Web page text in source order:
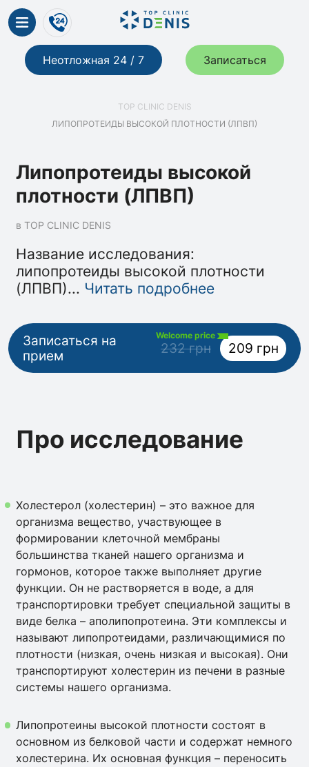
Неотложная 24 / 7 Записаться
TOP CLINIC DENIS
ЛИПОПРОТЕИДЫ ВЫСОКОЙ ПЛОТНОСТИ (ЛПВП)
Липопротеиды высокой
плотности (ЛПВП)
в TOP CLINIC DENIS
Название исследования:
липопротеиды высокой плотности
(ЛПВП)... Читать подробнее
Записаться на
прием
Welcome price
232 грн 209 грн
Про исследование
Холестерол (холестерин) – это важное для
организма вещество, участвующее в
формировании клеточной мембраны
большинства тканей нашего организма и
гормонов, которое также выполняет другие
функции. Он не растворяется в воде, а для
транспортировки требует специальной защиты в
виде белка – аполипопротеина. Эти комплексы и
называют липопротеидами, различающимися по
плотности (низкая, очень низкая и высокая). Они
транспортируют холестерин из печени в разные
системы нашего организма.
Липопротеины высокой плотности состоят в
основном из белковой части и содержат немного
холестерина. Их основная функция – переносить